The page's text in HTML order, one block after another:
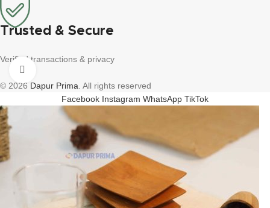
Trusted & Secure
Verified transactions & privacy
© 2026 Dapur Prima. All rights reserved
Facebook Instagram WhatsApp TikTok